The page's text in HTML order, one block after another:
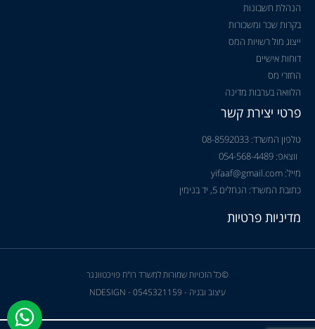
הנהלת חשבונות
בקרות שכר ומשכורות
ייצוג מול רשויות המס
דוחות אישיים
החזרי מס
הלוואה בערבות מדינה
פרטי יצירת קשר
טלפון המשרד: 08-8592033
ווצאפ: 054-568-4489
מייל: yifaaf@gmail.com
כתובת המשרד: הנחלים 5, יד בנימין
מדיניות פרטיות
©כל הזכויות שמורות למשרד רו"ח פויכטוונגר
עיצוב ובניה - NDESIGN - 0545321159